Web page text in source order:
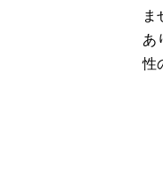
ま
あ
性